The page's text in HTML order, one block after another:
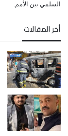
ﺍﻟﺴﻠﻤﻲ ﺑﻴﻦ ﺍﻷﻣﻢ.
أخر المقالات